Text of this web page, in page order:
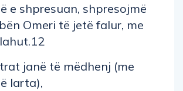
e shpresuan, shpresojmë
Omeri të jetë falur, me
janë të mëdhenj (me
larta),